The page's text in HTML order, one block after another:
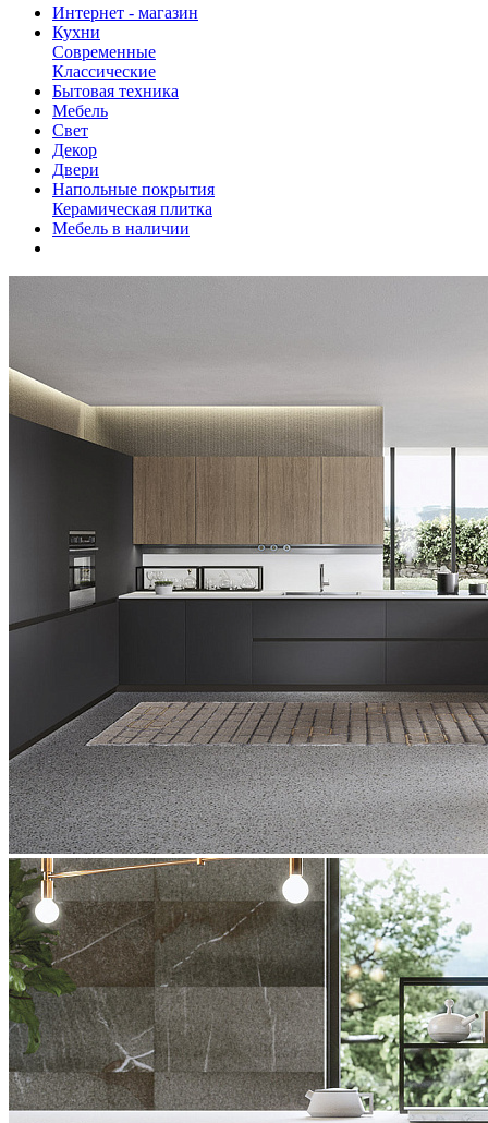
Интернет - магазин
Кухни
Современные
Классические
Бытовая техника
Мебель
Свет
Декор
Двери
Напольные покрытия
Керамическая плитка
Мебель в наличии